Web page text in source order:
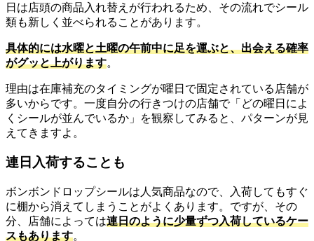
日は店頭の商品入れ替えが行われるため、その流れでシール
類も新しく並べられることがあります。
具体的には水曜と土曜の午前中に足を運ぶと、出会える確率
がグッと上がります。
理由は在庫補充のタイミングが曜日で固定されている店舗が
多いからです。一度自分の行きつけの店舗で「どの曜日によ
くシールが並んでいるか」を観察してみると、パターンが見
えてきますよ。
連日入荷することも
ボンボンドロップシールは人気商品なので、入荷してもすぐ
に棚から消えてしまうことがよくあります。ですが、その
分、店舗によっては連日のように少量ずつ入荷しているケー
スもあります。